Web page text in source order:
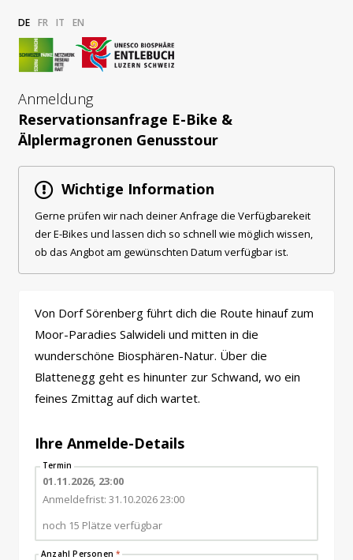
DE FR IT EN
Anmeldung
Reservationsanfrage E-Bike &
Älplermagronen Genusstour
Wichtige Information
Gerne prüfen wir nach deiner Anfrage die Verfügbarekeit
der E-Bikes und lassen dich so schnell wie möglich wissen,
ob das Angbot am gewünschten Datum verfügbar ist.
Von Dorf Sörenberg führt dich die Route hinauf zum
Moor-Paradies Salwideli und mitten in die
wunderschöne Biosphären-Natur. Über die
Blattenegg geht es hinunter zur Schwand, wo ein
feines Zmittag auf dich wartet.
Ihre Anmelde-Details
Termin
01.11.2026, 23:00
Anmeldefrist: 31.10.2026 23:00
noch 15 Plätze verfügbar
Anzahl Personen*